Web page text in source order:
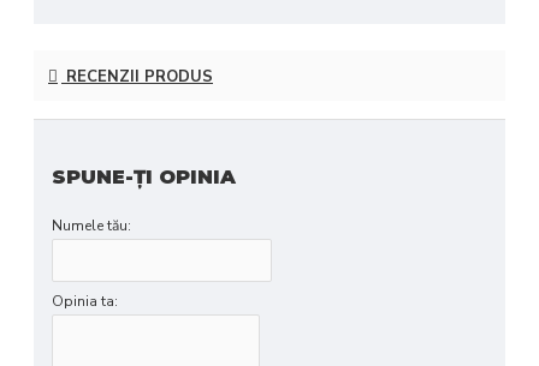
RECENZII PRODUS
SPUNE-ŢI OPINIA
Numele tău:
Opinia ta: